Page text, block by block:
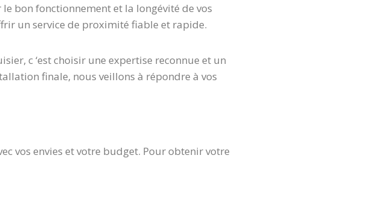
bon fonctionnement et la longévité de vos
un service de proximité fiable et rapide.
c ‘est choisir une expertise reconnue et un
finale, nous veillons à répondre à vos
vos envies et votre budget. Pour obtenir votre